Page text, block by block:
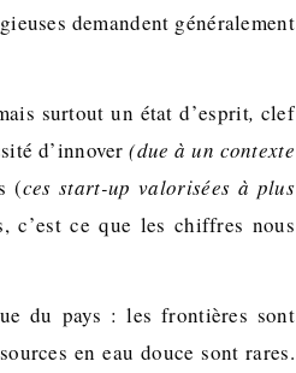
demandent généralement
surtout un état d’esprit, clef
d’innover(due à un contexte
(ces start-up valorisées à plus
c’est ce que les chiffres nous
du pays : les frontières sont
en eau douce sont rares.